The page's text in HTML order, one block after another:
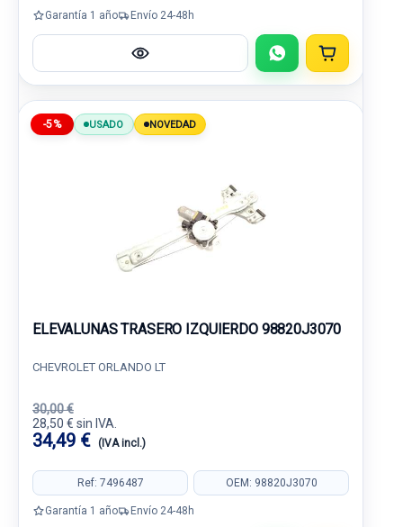
Garantía 1 año Envío 24-48h
-5% USADO NOVEDAD
ELEVALUNAS TRASERO IZQUIERDO 98820J3070
CHEVROLET ORLANDO LT
30,00 €
28,50 € sin IVA.
34,49 € (IVA incl.)
Ref: 7496487 OEM: 98820J3070
Garantía 1 año Envío 24-48h